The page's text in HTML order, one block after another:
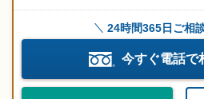
24時間365日ご相
今すぐ電話で